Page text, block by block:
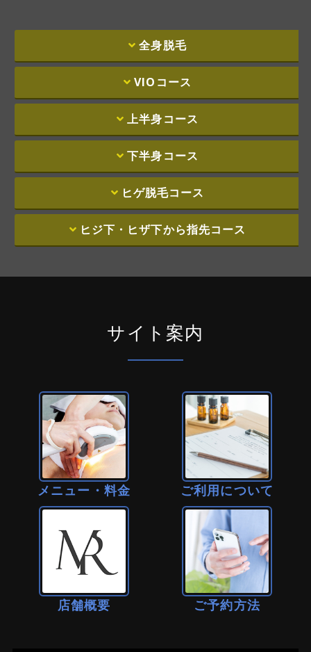
全身脱毛
VIOコース
上半⾝コース
下半⾝コース
ヒゲ脱⽑コース
ヒジ下・ヒザ下から指先コース
サイト案内
メニュー・料金 ご利用について
店舗概要 ご予約方法